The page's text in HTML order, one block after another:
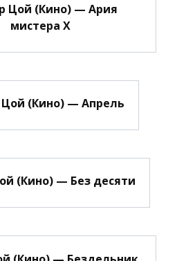
Цой (Кино) — Ария
мистера Х
Цой (Кино) — Апрель
(Кино) — Без десяти